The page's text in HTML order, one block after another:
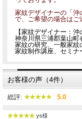
家紋デザイナーの「
で、ご希望の場合はご
【家紋デザイナー：沖
神奈川県三浦郡葉山町
家紋の研究、一般家紋
家紋制作講座、セミナ
お客様の声（4件）
総評: 5.0
ys様